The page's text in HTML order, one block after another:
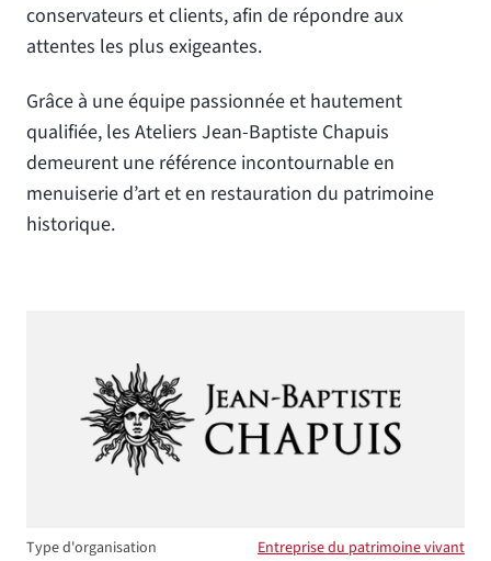
conservateurs et clients, afin de répondre aux
attentes les plus exigeantes.
Grâce à une équipe passionnée et hautement
qualifiée, les Ateliers Jean-Baptiste Chapuis
demeurent une référence incontournable en
menuiserie d’art et en restauration du patrimoine
historique.
Type d'organisation Entreprise du patrimoine vivant